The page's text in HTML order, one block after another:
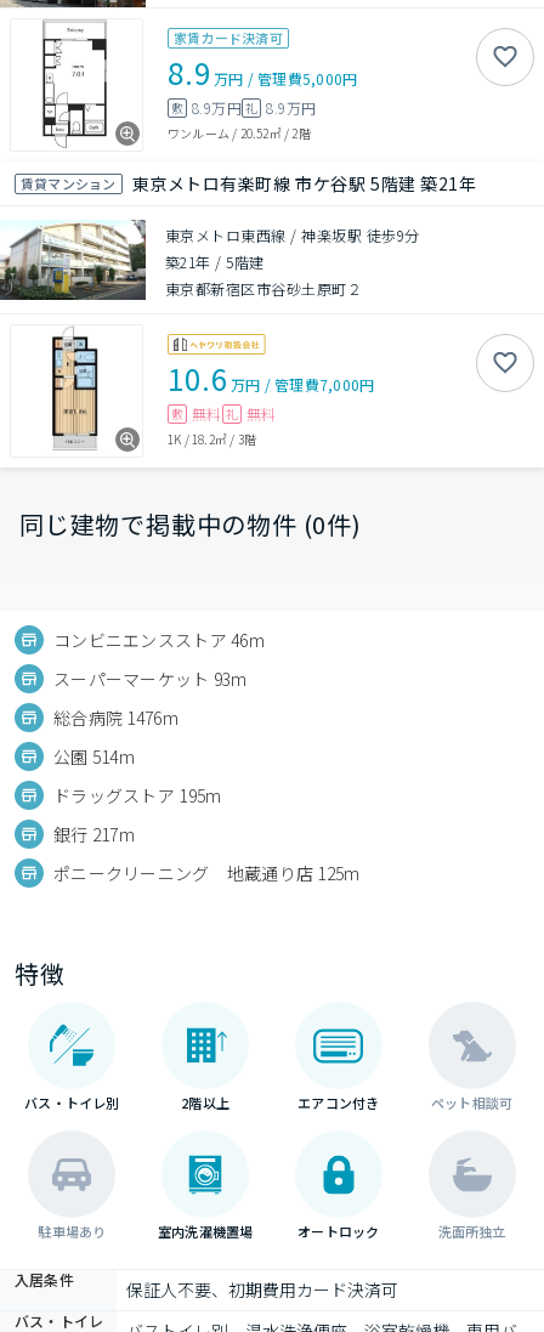
家賃カード決済可
8.9 万円 /管理費5,000円
敷 8.9万円礼 8.9万円
ワンルーム / 20.52㎡/2階
賃貸マンション 東京メトロ有楽町線 市ケ谷駅 5階建 築21年
東京メトロ東西線 / 神楽坂駅 徒歩9分
築21年 /5階建
東京都新宿区市谷砂土原町２
10.6 万円 /管理費7,000円
敷 無料 礼 無料
1K /18.2㎡ / 3階
同じ建物で掲載中の物件 (0件)
コンビニエンスストア 46m
スーパーマーケット 93m
総合病院 1476m
公園 514m
ドラッグストア 195m
銀行 217m
ポニークリーニング 地蔵通り店 125m
特徴
バス・トイレ別 2階以上 エアコン付き ペット相談可
駐車場あり 室内洗濯機置場 オートロック 洗面所独立
入居条件 保証人不要、初期費用カード決済可
バス・トイレ